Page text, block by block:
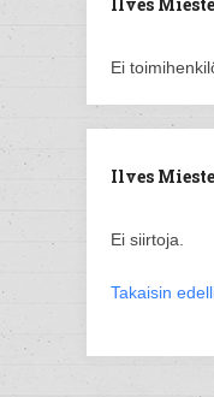
Ei
Ilves
Ei siirtoja.
Takaisin